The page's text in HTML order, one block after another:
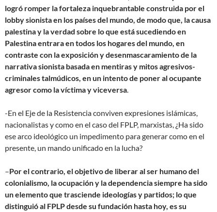
logró romper la fortaleza inquebrantable construida por el
lobby sionista en los países del mundo, de modo que, la causa
palestina y la verdad sobre lo que está sucediendo en
Palestina entrara en todos los hogares del mundo, en
contraste con la exposición y desenmascaramiento de la
narrativa sionista basada en mentiras y mitos agresivos-
criminales talmúdicos, en un intento de poner al ocupante
agresor como la víctima y viceversa
-En el Eje de la Resistencia conviven expresiones islámicas,
nacionalistas y como en el caso del FPLP, marxistas, ¿Ha sido
ese arco ideológico un impedimento para generar como en el
presente, un mando unificado en la lucha?
–Por el contrario, el objetivo de liberar al ser humano del
colonialismo, la ocupación y la dependencia siempre ha sido
un elemento que trasciende ideologías y partidos; lo que
distinguió al FPLP desde su fundación hasta hoy, es su